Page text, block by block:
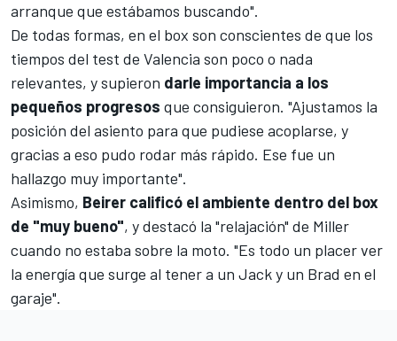
arranque que estábamos buscando".
De todas formas, en el box son conscientes de que los
tiempos del test de Valencia son poco o nada
relevantes, y supieron darle importancia a los
pequeños progresos que consiguieron. "Ajustamos la
posición del asiento para que pudiese acoplarse, y
gracias a eso pudo rodar más rápido. Ese fue un
hallazgo muy importante".
Asimismo, Beirer calificó el ambiente dentro del box
de "muy bueno", y destacó la "relajación" de Miller
cuando no estaba sobre la moto. "Es todo un placer ver
la energía que surge al tener a un Jack y un Brad en el
garaje".